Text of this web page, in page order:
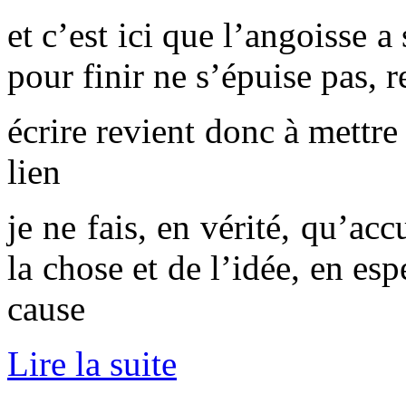
et c’est ici que l’angoisse
pour finir ne s’épuise pas,
écrire revient donc à
lien
je ne fais, en vérité,
la chose et de l’idée, en
cause
Lire la suite